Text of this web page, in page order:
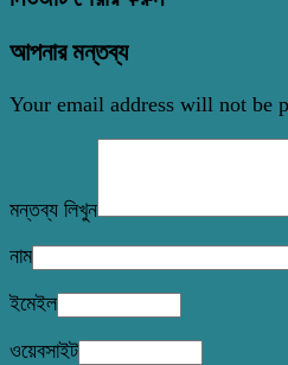
আপনার মন্তব্য
Your email address will not be
মন্তব্য লিখুন
নাম
ইমেইল
ওয়েবসাইট